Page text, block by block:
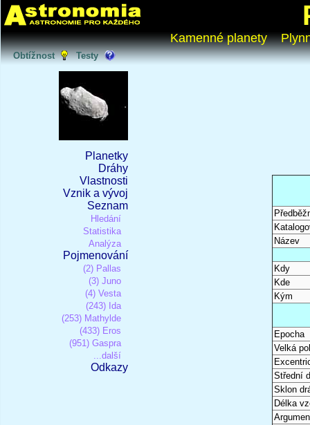
Kamenné planety
Obtížnost Testy
Planetky
Dráhy
Vlastnosti
Vznik a vývoj
Seznam
Hledání
Statistika
Analýza
Pojmenování
(2) Pallas
(3) Juno
(4) Vesta
(243) Ida
(253) Mathylde
(433) Eros
(951) Gaspra
...další
Odkazy
Název
Kdy
Kde
Kým
Epocha
Velká
Střední
Sklon
Délka